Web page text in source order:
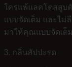
ใครแพ้แลคโตสสูบ
แบบจัดเต็ม และไม่
มาให้คุณแบบจัดเต็ม
3. กลิ่นสัปปะรด